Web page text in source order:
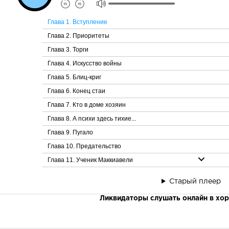
Глава 1. Вступление
Глава 2. Приоритеты
Глава 3. Торги
Глава 4. Искусство войны
Глава 5. Блиц-криг
Глава 6. Конец стаи
Глава 7. Кто в доме хозяин
Глава 8. А психи здесь тихие...
Глава 9. Пугало
Глава 10. Предательство
Глава 11. Ученик Маккиавели
Глава 14. Месть длинной в тысячу километров
Старый плеер
Ликвидаторы слушать онлайн в